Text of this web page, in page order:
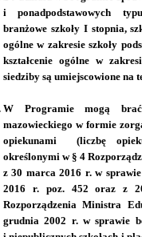
i ponadpodstawowych
branżowe szkoły I stopnia,
ogólne w zakresie szkoły
kształcenie ogólne w
siedziby są umiejscowione na
W Programie mogą
mazowieckiego w formie
opiekunami (liczbę
określonymi w § 4
z 30 marca 2016 r. w
2016 r. poz. 452 oraz z
Rozporządzenia Ministra
grudnia 2002 r. w sprawie